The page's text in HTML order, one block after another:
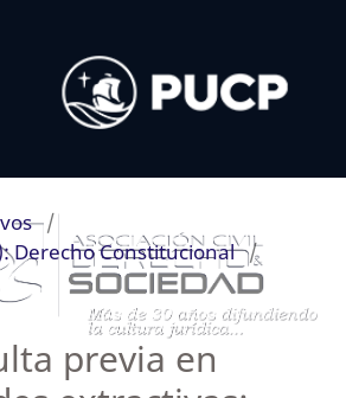
/
Derecho Constitucional /
previa en